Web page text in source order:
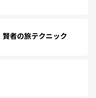
者の旅テクニック